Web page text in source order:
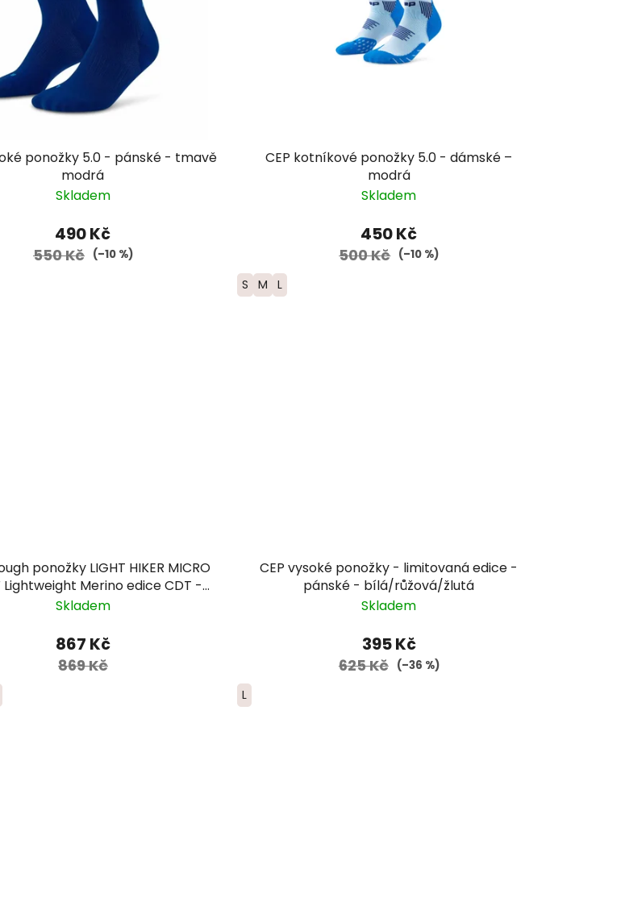
ponožky 5.0 - pánské - tmavě
modrá
Skladem
490 Kč
550 Kč (–10 %)
CEP kotníkové ponožky 5.0 - dámské –
modrá
Skladem
450 Kč
500 Kč (–10 %)
S M L
ponožky LIGHT HIKER MICRO
Lightweight Merino edice CDT -
pánské - modré/šedé
Skladem
867 Kč
869 Kč
CEP vysoké ponožky - limitovaná edice -
pánské - bílá/růžová/žlutá
Skladem
395 Kč
625 Kč (–36 %)
L